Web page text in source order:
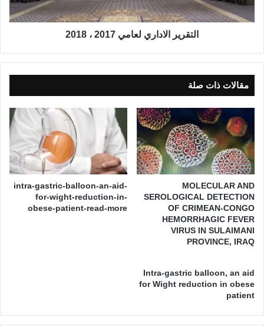
ع
ي
و
م
ا
ل
ل
ع
ي
2
0
1
7
،
2
0
1
التقرير الاداري لعامي 2017 ، 2018
مقالات ذات صلة
MOLECULAR AND
SEROLOGICAL DETECTION
OF CRIMEAN-CONGO
HEMORRHAGIC FEVER
VIRUS IN SULAIMANI
PROVINCE, IRAQ
intra-gastric-balloon-an-aid-
for-wight-reduction-in-
obese-patient-read-more
Intra-gastric balloon, an aid
for Wight reduction in obese
patient